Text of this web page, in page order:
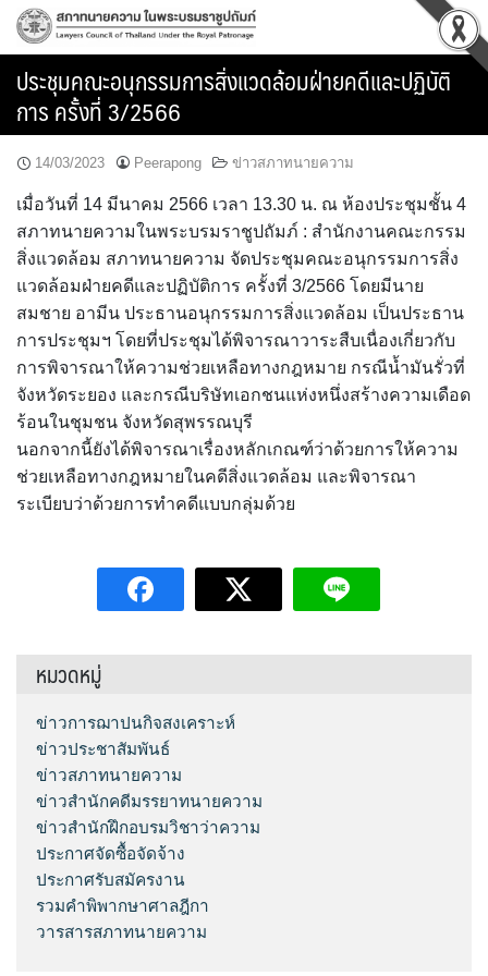
Skip
ประชุมคณะอนุกรรมการสิ่งแวดล้อมฝ่ายคดีและปฏิบัติ
การ ครั้งที่ 3/2566
14/03/2023 Peerapong ข่าวสภาทนายความ
เมื่อวันที่ 14 มีนาคม 2566 เวลา 13.30 น. ณ ห้องประชุมชั้น 4
สภาทนายความในพระบรมราชูปถัมภ์ : สำนักงานคณะกรรม
สิ่งแวดล้อม สภาทนายความ จัดประชุมคณะอนุกรรมการสิ่ง
แวดล้อมฝ่ายคดีและปฏิบัติการ ครั้งที่ 3/2566 โดยมีนาย
สมชาย อามีน ประธานอนุกรรมการสิ่งแวดล้อม เป็นประธาน
การประชุมฯ โดยที่ประชุมได้พิจารณาวาระสืบเนื่องเกี่ยวกับ
การพิจารณาให้ความช่วยเหลือทางกฎหมาย กรณีน้ำมันรั่วที่
จังหวัดระยอง และกรณีบริษัทเอกชนแห่งหนึ่งสร้างความเดือด
ร้อนในชุมชน จังหวัดสุพรรณบุรี
นอกจากนี้ยังได้พิจารณาเรื่องหลักเกณฑ์ว่าด้วยการให้ความ
ช่วยเหลือทางกฎหมายในคดีสิ่งแวดล้อม และพิจารณา
ระเบียบว่าด้วยการทำคดีแบบกลุ่มด้วย
หมวดหมู่
ข่าวการฌาปนกิจสงเคราะห์
ข่าวประชาสัมพันธ์
ข่าวสภาทนายความ
ข่าวสำนักคดีมรรยาทนายความ
ข่าวสำนักฝึกอบรมวิชาว่าความ
ประกาศจัดซื้อจัดจ้าง
ประกาศรับสมัครงาน
รวมคำพิพากษาศาลฎีกา
วารสารสภาทนายความ